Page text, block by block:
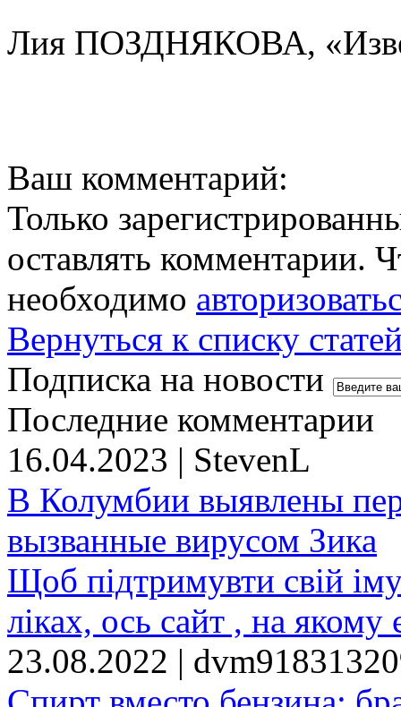
Лия ПОЗДНЯКОВА,
Ваш комментарий:
Только
оставлять комментарии.
необходимо
Вернуться к списку
Подписка на новости
Последние комментарии
16.04.2023 | StevenL
В Колумбии выявлены
вызванные вирусом Зика
Щоб підтримувти свій
ліках, ось сайт , на якому
23.08.2022 |